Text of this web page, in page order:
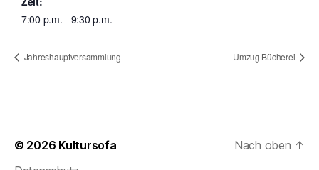
7:00 p.m. - 9:30 p.m.
Jahreshauptversammlung Umzug Bücherei
© 2026 Kultursofa
Nach oben ↑